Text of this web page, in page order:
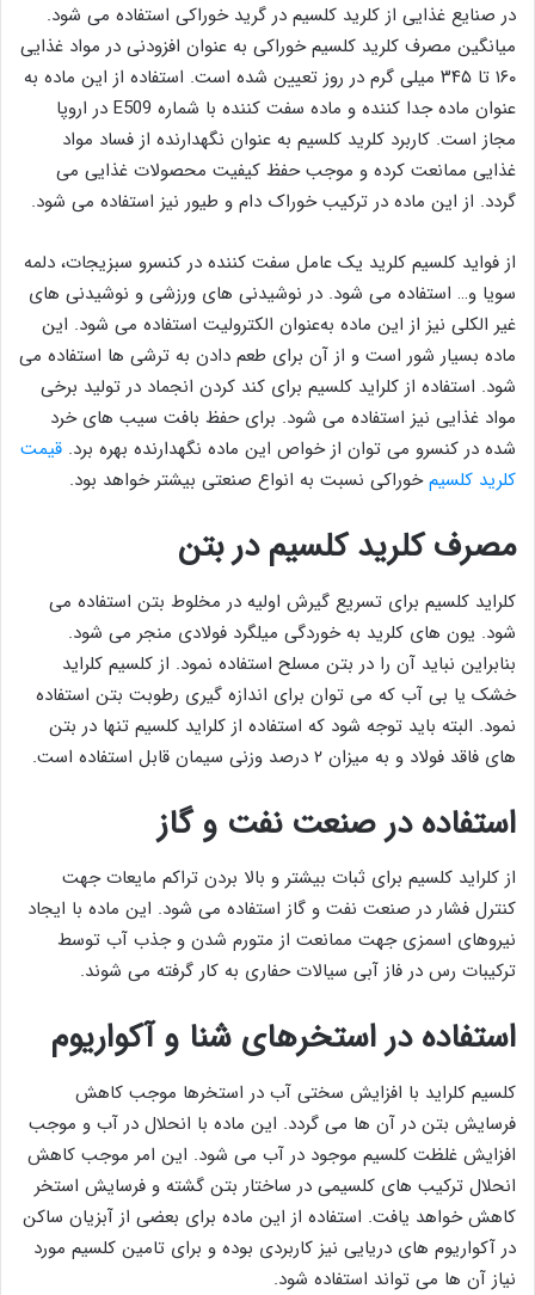
در صنایع غذایی از کلرید کلسیم در گرید خوراکی استفاده می شود.
میانگین مصرف کلرید کلسیم خوراکی به عنوان افزودنی در مواد غذایی
۱۶۰ تا ۳۴۵ میلی گرم در روز تعیین شده است. استفاده از این ماده به
عنوان ماده جدا کننده و ماده سفت کننده با شماره E509 در اروپا
مجاز است. کاربرد کلرید کلسیم به عنوان نگهدارنده از فساد مواد
غذایی ممانعت کرده و موجب حفظ کیفیت محصولات غذایی می
گردد. از این ماده در ترکیب خوراک دام و طیور نیز استفاده می شود.
از فواید کلسیم کلرید یک عامل سفت کننده در کنسرو سبزیجات، دلمه
سویا و… استفاده می شود. در نوشیدنی های ورزشی و نوشیدنی های
غیر الکلی نیز از این ماده به‌عنوان الکترولیت استفاده می شود. این
ماده بسیار شور است و از آن برای طعم دادن به ترشی ها استفاده می
شود. استفاده از کلراید کلسیم برای کند کردن انجماد در تولید برخی
مواد غذایی نیز استفاده می شود. برای حفظ بافت سیب های خرد
شده در کنسرو می توان از خواص این ماده نگهدارنده بهره برد. قیمت
کلرید کلسیمخوراکی نسبت به انواع صنعتی بیشتر خواهد بود.
مصرف کلرید کلسیم در بتن
کلراید کلسیم برای تسریع گیرش اولیه در مخلوط بتن استفاده می
شود. یون های کلرید به خوردگی میلگرد فولادی منجر می شود.
بنابراین نباید آن را در بتن مسلح استفاده نمود. از کلسیم کلراید
خشک یا بی آب که می توان برای اندازه گیری رطوبت بتن استفاده
نمود. البته باید توجه شود که استفاده از کلراید کلسیم تنها در بتن
های فاقد فولاد و به میزان ۲ درصد وزنی سیمان قابل استفاده است.
استفاده در صنعت نفت و گاز
از کلراید کلسیم برای ثبات بیشتر و بالا بردن تراکم مایعات جهت
کنترل فشار در صنعت نفت و گاز استفاده می شود. این ماده با ایجاد
نیروهای اسمزی جهت ممانعت از متورم شدن و جذب آب توسط
ترکیبات رس در فاز آبی سیالات حفاری به کار گرفته می شوند.
استفاده در استخرهای شنا و آکواریوم
کلسیم کلراید با افزایش سختی آب در استخرها موجب کاهش
فرسایش بتن در آن ها می گردد. این ماده با انحلال در آب و موجب
افزایش غلظت کلسیم موجود در آب می شود. این امر موجب کاهش
انحلال ترکیب های کلسیمی در ساختار بتن گشته و فرسایش استخر
کاهش خواهد یافت. استفاده از این ماده برای بعضی از آبزیان ساکن
در آکواریوم های دریایی نیز کاربردی بوده و برای تامین کلسیم مورد
نیاز آن ها می تواند استفاده شود.